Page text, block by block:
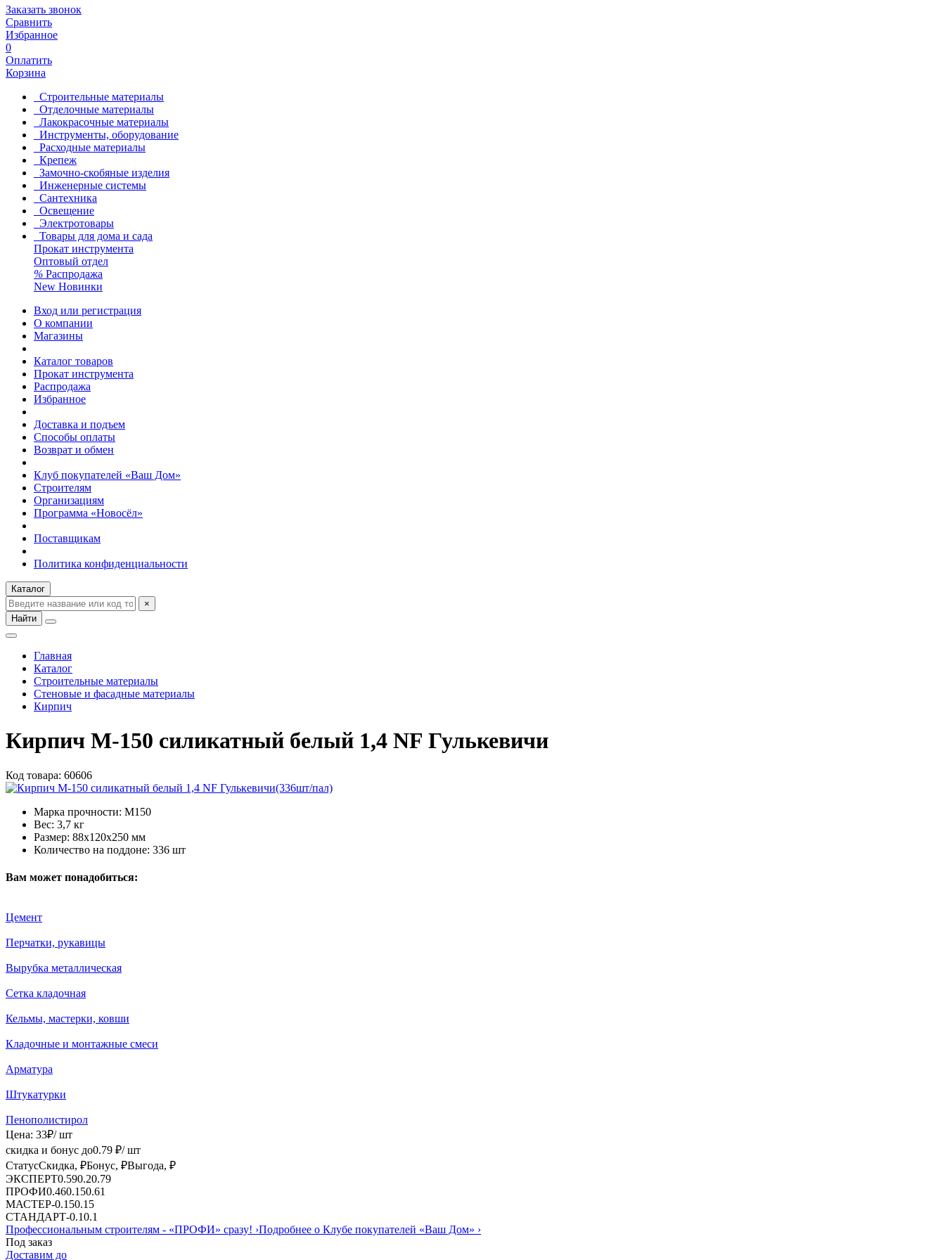
Заказать звонок
Сравнить
Избранное
0
Оплатить
Корзина
Строительные материалы
Отделочные материалы
Лакокрасочные материалы
Инструменты, оборудование
Расходные материалы
Крепеж
Замочно-скобяные изделия
Инженерные системы
Сантехника
Освещение
Электротовары
Товары для дома и сада
Прокат инструмента
Оптовый отдел
% Распродажа
New Новинки
Вход или регистрация
О компании
Магазины
Каталог товаров
Прокат инструмента
Распродажа
Избранное
Доставка и подъем
Способы оплаты
Возврат и обмен
Клуб покупателей «Ваш Дом»
Строителям
Организациям
Программа «Новосёл»
Поставщикам
Политика конфиденциальности
Каталог
×
Найти
Главная
Каталог
Строительные материалы
Стеновые и фасадные материалы
Кирпич
Кирпич М-150 силикатный белый 1,4 NF Гулькевичи
Код товара: 60606
Марка прочности: М150
Вес: 3,7 кг
Размер: 88х120х250 мм
Количество на поддоне: 336 шт
Вам может понадобиться:
Цемент
Перчатки, рукавицы
Вырубка металлическая
Сетка кладочная
Кельмы, мастерки, ковши
Кладочные и монтажные смеси
Арматура
Штукатурки
Пенополистирол
Цена: 33₽/ шт
скидка и бонус до0.79 ₽/ шт
СтатусСкидка, ₽Бонус, ₽Выгода, ₽
ЭКСПЕРТ0.590.20.79
ПРОФИ0.460.150.61
МАСТЕР-0.150.15
СТАНДАРТ-0.10.1
Профессиональным строителям - «ПРОФИ» сразу! ›Подробнее о Клубе покупателей «Ваш Дом» ›
Под заказ
Доставим до